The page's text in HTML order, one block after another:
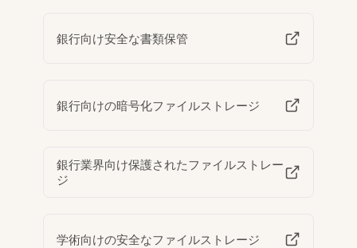
銀行向け安全な書類保管
銀行向けの暗号化ファイルストレージ
銀行業界向け保護されたファイルストレー
ジ
学術向けの安全なファイルストレージ